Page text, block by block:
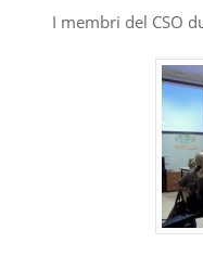
I membri del CSO